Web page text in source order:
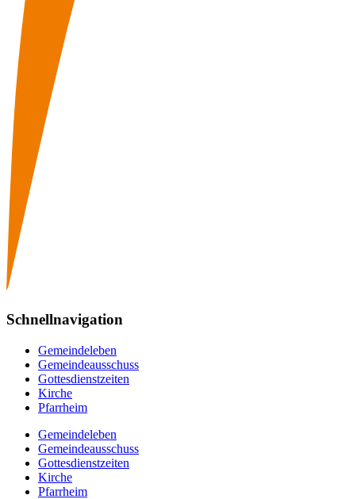
Schnellnavigation
Gemeindeleben
Gemeindeausschuss
Gottesdienstzeiten
Kirche
Pfarrheim
Gemeindeleben
Gemeindeausschuss
Gottesdienstzeiten
Kirche
Pfarrheim